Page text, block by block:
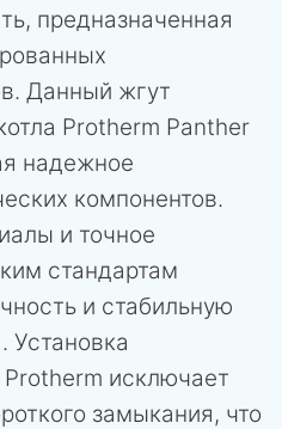
предназначенная
Данный жгут
Protherm Panther
надежное
компонентов.
и точное
стандартам
и стабильную
Установка
Protherm исключает
замыкания, что